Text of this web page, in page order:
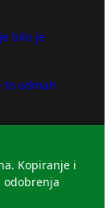
bilo je
to odmah
Kopiranje i
odobrenja